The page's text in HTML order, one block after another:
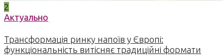
2
Актуально
Трансформація ринку напоїв у Європі:
функціональність витісняє традиційні формати